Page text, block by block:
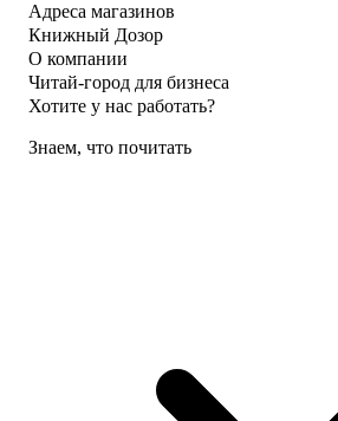
Адреса магазинов
Книжный Дозор
О компании
Читай-город для бизнеса
Хотите у нас работать?
Знаем, что почитать